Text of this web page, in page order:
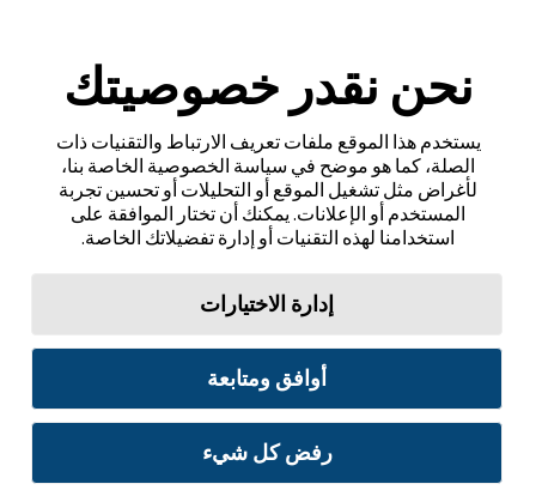
نحن نقدر خصوصيتك
يستخدم هذا الموقع ملفات تعريف الارتباط والتقنيات ذات
الصلة، كما هو موضح في سياسة الخصوصية الخاصة بنا،
لأغراض مثل تشغيل الموقع أو التحليلات أو تحسين تجربة
المستخدم أو الإعلانات. يمكنك أن تختار الموافقة على
استخدامنا لهذه التقنيات أو إدارة تفضيلاتك الخاصة.
إدارة الاختيارات
أوافق ومتابعة
رفض كل شيء